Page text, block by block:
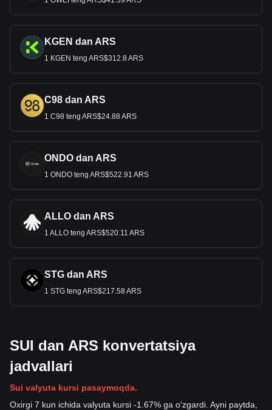
KGEN dan ARS
1 KGEN teng ARS$312.8 ARS
C98 dan ARS
1 C98 teng ARS$24.88 ARS
ONDO dan ARS
1 ONDO teng ARS$522.91 ARS
ALLO dan ARS
1 ALLO teng ARS$520.11 ARS
STG dan ARS
1 STG teng ARS$217.58 ARS
SUI dan ARS konvertatsiya
jadvallari
Sui valyuta kursi pasaymoqda.
Oxirgi 7 kun ichida valyuta kursi -1.67% ga oʻzgardi. Ayni paytda,